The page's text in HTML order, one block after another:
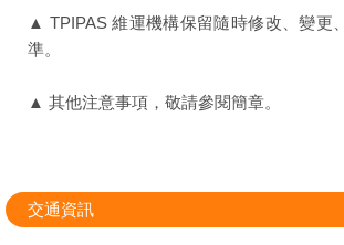
▲ TPIPAS 維運機構保留隨時修改、變更
準。
▲ 其他注意事項，敬請參閱簡章。
交通資訊